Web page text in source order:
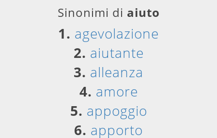
Sinonimi di aiuto
1. agevolazione
2. aiutante
3. alleanza
4. amore
5. appoggio
6. apporto